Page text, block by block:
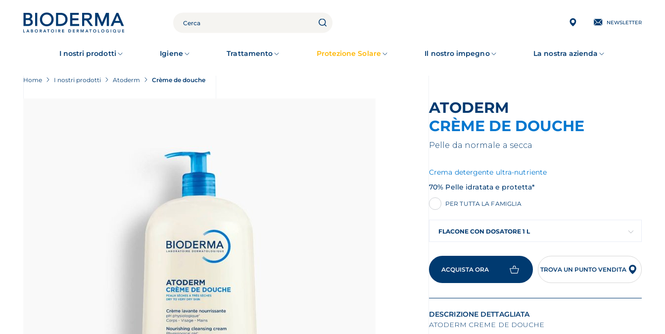
CERCA NEWSLETTER
I nostri prodotti Igiene Trattamento Protezione Solare Il nostro impegno La nostra azienda
Home I nostri prodotti Atoderm Crème de douche
ATODERM
CRÈME DE DOUCHE
Pelle da normale a secca
Crema detergente ultra-nutriente
70% Pelle idratata e protetta*
PER TUTTA LA FAMIGLIA
FLACONE CON DOSATORE 1 L
ACQUISTA ORA TROVA UN PUNTO VENDITA
DESCRIZIONE DETTAGLIATA
ATODERM CREME DE DOUCHE